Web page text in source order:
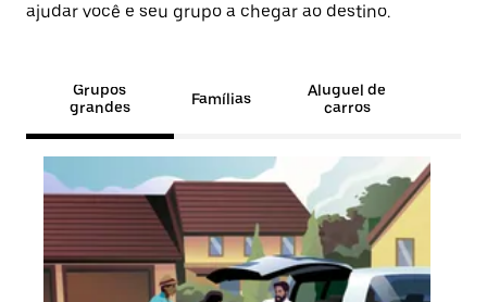
ajudar você e seu grupo a chegar ao destino.
Grupos
grandes
Famílias
Aluguel de
carros